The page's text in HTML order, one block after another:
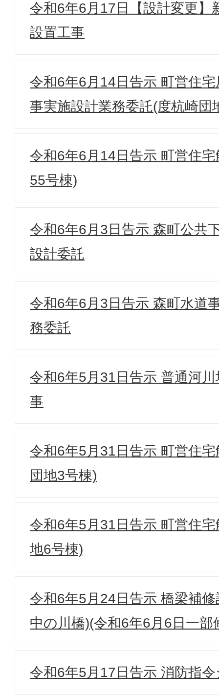
令和6年6月17日【設計変更】
設置工事
令和6年6月14日告示 町営住
事実施設計業務委託(度杭崎団
令和6年6月14日告示 町営住
55号棟)
令和6年6月3日告示 森町公共
設計委託
令和6年6月3日告示 森町水道
務委託
令和6年5月31日告示 普通河
事
令和6年5月31日告示 町営住
団地3号棟)
令和6年5月31日告示 町営住
地6号棟)
令和6年5月24日告示 橋梁補
中の川橋)(令和6年6月6日一部
令和6年5月17日告示 消防指